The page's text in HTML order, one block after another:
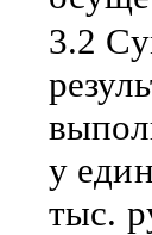
3.2
у
тыс.